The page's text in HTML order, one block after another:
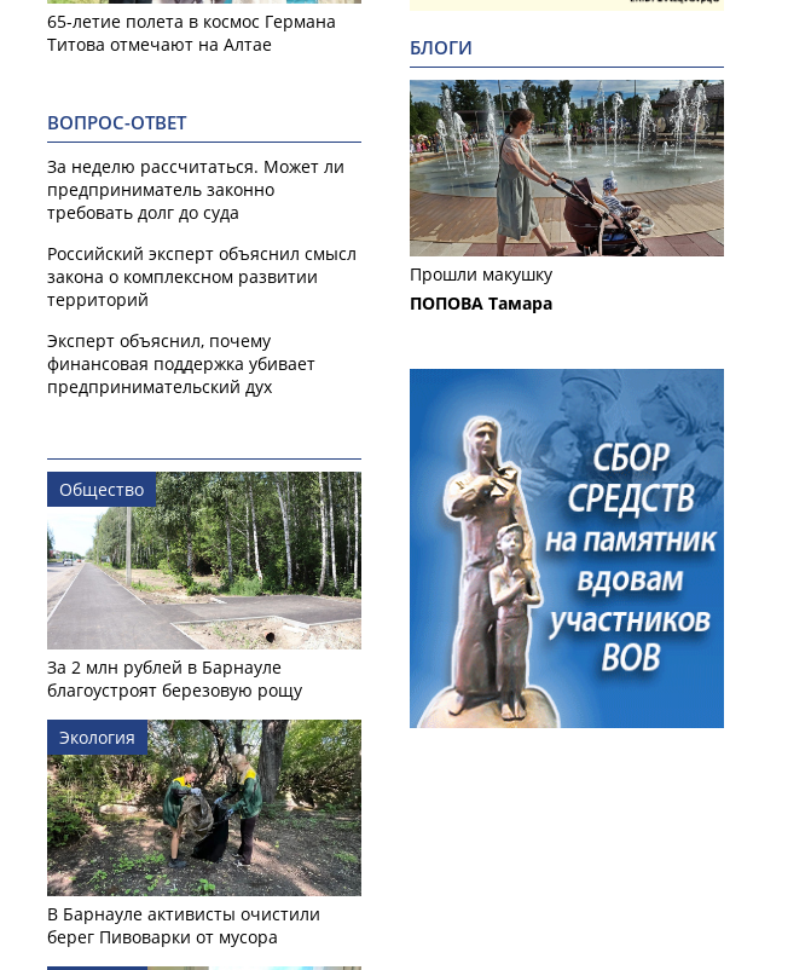
65-летие полета в космос Германа
Титова отмечают на Алтае
ВОПРОС-ОТВЕТ
За неделю рассчитаться. Может ли
предприниматель законно
требовать долг до суда
Российский эксперт объяснил смысл
закона о комплексном развитии
территорий
Эксперт объяснил, почему
финансовая поддержка убивает
предпринимательский дух
Общество
За 2 млн рублей в Барнауле
благоустроят березовую рощу
Экология
В Барнауле активисты очистили
берег Пивоварки от мусора
БЛОГИ
Прошли макушку
ПОПОВА Тамара